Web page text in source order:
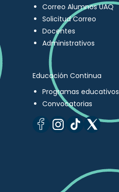
Correo Alumnos UAQ
Solicitud Correo
Docentes
Administrativos
Educación Continua
Programas educativos
Convocatorias